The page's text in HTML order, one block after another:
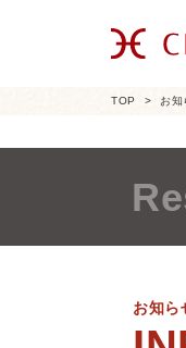
TOP お知
お知ら